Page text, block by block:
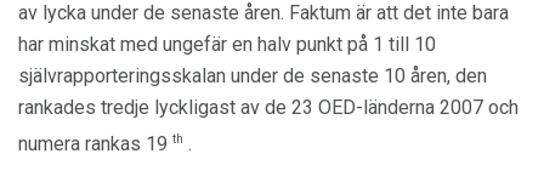
av lycka under de senaste åren. Faktum är att det inte bara
har minskat med ungefär en halv punkt på 1 till 10
självrapporteringsskalan under de senaste 10 åren, den
rankades tredje lyckligast av de 23 OED-länderna 2007 och
numera rankas 19 th .